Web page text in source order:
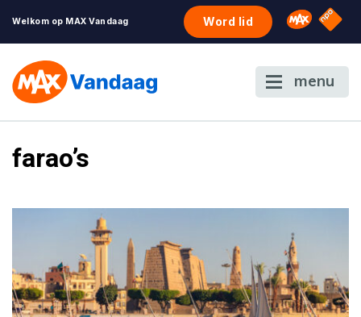
Welkom op MAX Vandaag Word lid Omroep
NPO
menu
farao’s